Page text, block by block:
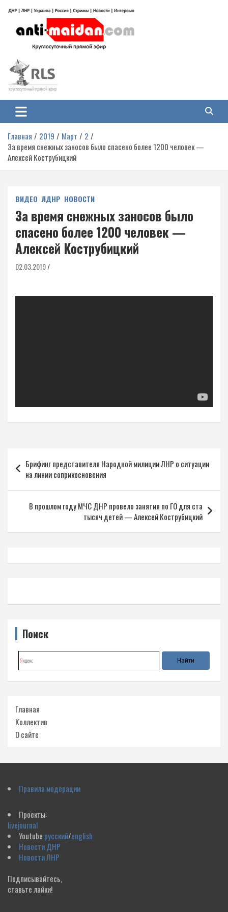
содержимому
Антимайдан: Гражданская война
на Украине
гражданской войне на Украине, включая события в Новороссии, ДНР,
ЛНР и других регионах.
Главная 2019 Март
2
За время снежных заносов было спасено более 1200 человек —
Алексей Кострубицкий
ВИДЕО ЛДНР НОВОСТИ
За время снежных заносов было
спасено более 1200 человек —
Алексей Кострубицкий
02.03.2019
по
записям
Брифинг представителя Народной милиции ЛНР о ситуации
на линии соприкосновения
В прошлом году МЧС ДНР провело занятия по ГО для ста
тысяч детей — Алексей Кострубицкий
Поиск
Главная
Коллектив
О сайте
Правила модерации
Проекты:
livejournal
Youtube русский/english
Новости ДНР
Новости ЛНР
Подписывайтесь,
ставьте лайки!